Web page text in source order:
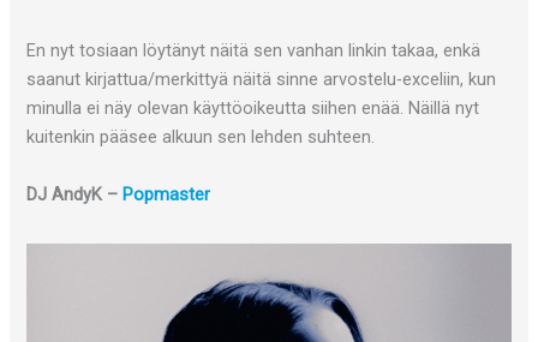
En nyt tosiaan löytänyt näitä sen vanhan linkin takaa, enkä
saanut kirjattua/merkittyä näitä sinne arvostelu-exceliin, kun
minulla ei näy olevan käyttöoikeutta siihen enää. Näillä nyt
kuitenkin pääsee alkuun sen lehden suhteen.
DJ AndyK –Popmaster